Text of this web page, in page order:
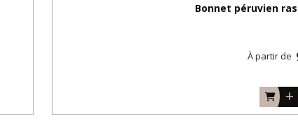
Bonnet péruvien
À partir de